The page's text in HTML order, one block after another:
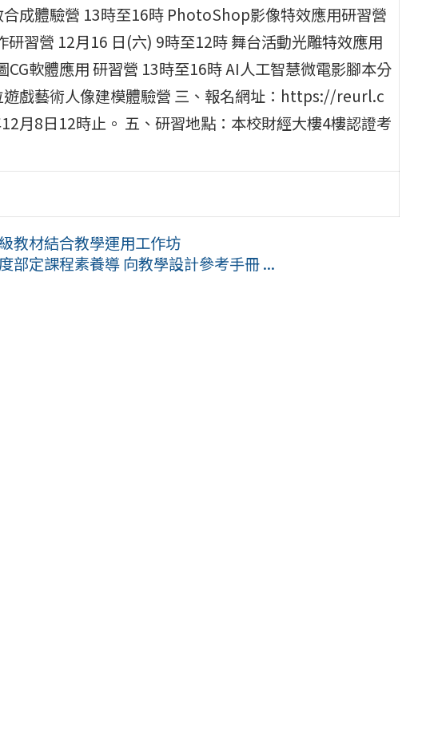
成體驗營 13時至16時 PhotoShop影像特效應用研習營
習營 12月16 日(六) 9時至12時 舞台活動光雕特效應用
軟體應用 研習營 13時至16時 AI人工智慧微電影腳本分
戲藝術人像建模體驗營 三、報名網址：https://reurl.c
月8日12時止。 五、研習地點：本校財經大樓4樓認證考
教材結合教學運用工作坊
部定課程素養導 向教學設計參考手冊 ...